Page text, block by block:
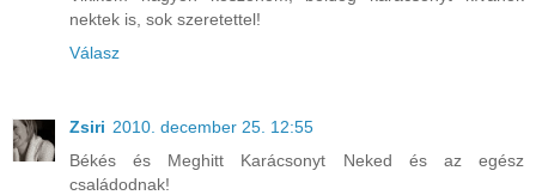
nektek is, sok szeretettel!
Válasz
Zsiri 2010. december 25. 12:55
Békés és Meghitt Karácsonyt Neked és az egész
családodnak!